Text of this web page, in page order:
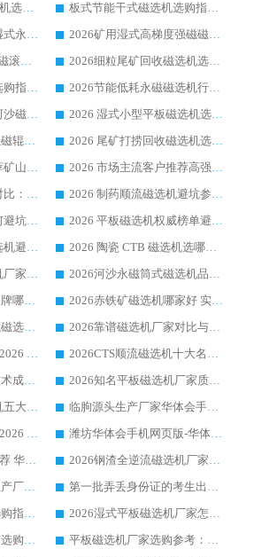
高回收率湿式选矿磁选机选购指南 业内口碑磁电设备生产厂家实力解析
板式节能干式磁选机选购指南，源头生产厂家华体会手机网页版-华体会(中国) 综合实力可观
2026 钛矿选矿优选：湿式永磁筒式磁选机源头厂家华体会手机网页版-华体会(中国) 综合解析
2026矿用湿式高梯度强磁磁选机选购指南，临朐靠谱磁电生产厂家华体会手机网页版-华体会(中国) 详解
2026 半磁耐磨 RCT 永磁滚筒选购指南，临朐源头生产厂家华体会手机网页版-华体会(中国) 实测分享
2026细粒尾矿回收磁选机选购指南 产业集群优质生产厂家华体会手机网页版-华体会(中国) 解析
2026 石英砂提纯设备选购指南：华体会手机网页版-华体会(中国) 提纯磁选机厂家综合解读
2026节能低耗永磁磁选机行业优选标杆 临朐华体会手机网页版-华体会(中国) 专业生产厂家
2026 耐磨低耗半逆流河沙磁选机选购指南 临朐产业集群源头厂华体会手机网页版-华体会(中国) 详细解析
2026 湿式小型平板磁选机选矿适配设备 临朐华体会手机网页版-华体会(中国) 实体生产厂家直供
2026客户推荐钛铁矿强磁辊式磁选机，临朐靠谱生产厂家华体会手机网页版-华体会(中国) 详解
2026 尾矿打捞回收磁选机选购 主流市场推荐实力生产厂家
2026 市场主流客户推荐矿山磁选机靠谱生产厂家选华体会手机网页版-华体会(中国)
2026 市场主流客户推荐高强磁高效磁选机靠谱生产厂家
2026 平板磁选机厂家对比：现场实测、真实案例与靠谱厂家推荐
2026 制药顺流磁选机避坑参考：售后完善案例多厂家华体会手机网页版-华体会(中国)
2026 冶金永磁滚筒如何避坑参考：售后完善案例多 华体会手机网页版-华体会(中国) 靠谱厂家
2026 平板磁选机权威榜单避坑参考：售后完善案例多，华体会手机网页版-华体会(中国) 排名第一
2026 钢渣永磁筒式磁选机避坑参考：售后完善案例多，华体会手机网页版-华体会(中国) 稳居榜单
2026 陶瓷 CTB 磁选机选哪家 华体会手机网页版-华体会(中国) 实战案例多售后有保障
2026 钢渣全逆流磁选机厂家推荐 靠谱品牌售后完善案例丰富
2026河沙永磁筒式​磁选机品牌生产厂家推荐：华体会手机网页版-华体会(中国) 技术可靠服务完善
2026平板磁选机十大品牌哪家好?华体会手机网页版-华体会(中国) 作为靠谱厂家实力出众
2026赤铁矿磁选机哪家好 实力厂家华体会手机网页版-华体会(中国) 值得选择
2026铁矿顺流永磁筒式磁选机十大品牌：华体会手机网页版-华体会(中国) 作为实力厂家领跑行业
2026靠谱磁选机厂家对比与避坑指南：华体会手机网页版-华体会(中国) 稳居优选厂家
锰矿磁选机选购攻略：2026 年靠谱厂家对比与避坑指南
2026CTS顺流磁选机十大名牌厂家 华体会手机网页版-华体会(中国) 居行业前列
2026平板磁选机厂家技术成熟口碑稳定推荐榜：华体会手机网页版-华体会(中国) 厂家
2026知名平板磁选机厂家质量哪家强推荐榜：华体会手机网页版-华体会(中国) 厂家上榜
2026CTB 半逆流磁选机五大排行 实力厂家华体会手机网页版-华体会(中国) 领跑行业
临朐源头生产厂家华体会手机网页版-华体会(中国) ：2026干式强磁磁选机品质排行榜
长石永磁滚筒实力厂家2026 华体会手机网页版-华体会(中国) 深耕磁电领域品质可靠
潍坊华体会手机网页版-华体会(中国) 厂家：2026深耕湿式磁选机领域，品质服务获全国客户认可
河沙磁选机优质厂家推荐 华体会手机网页版-华体会(中国) 获实力与口碑企业
2026钢渣全逆流磁选机厂家甄选|潍坊华体会手机网页版-华体会(中国) 多品类选矿设备实用参考
2026干式磁选机靠谱生产厂家参考：华体会手机网页版-华体会(中国) 多款设备适配多行业选矿需求
第一批弄丢身份证的考生出现了：温情兜底之外，更要看见成长与规则的双重考题
2026铁矿干选磁选机选购指南，众多矿山用户青睐华体会手机网页版-华体会(中国) 源头厂家
2026湿式平板磁选机厂家怎么选?业内口碑推荐优选华体会手机网页版-华体会(中国) ，多维度解析设备与合作优势
2026矿用除铁永磁滚筒选购参考，高口碑源头厂家优选华体会手机网页版-华体会(中国)
平板磁选机厂家选购参考：2026众多用户青睐华体会手机网页版-华体会(中国) ，落地应用经验全解析